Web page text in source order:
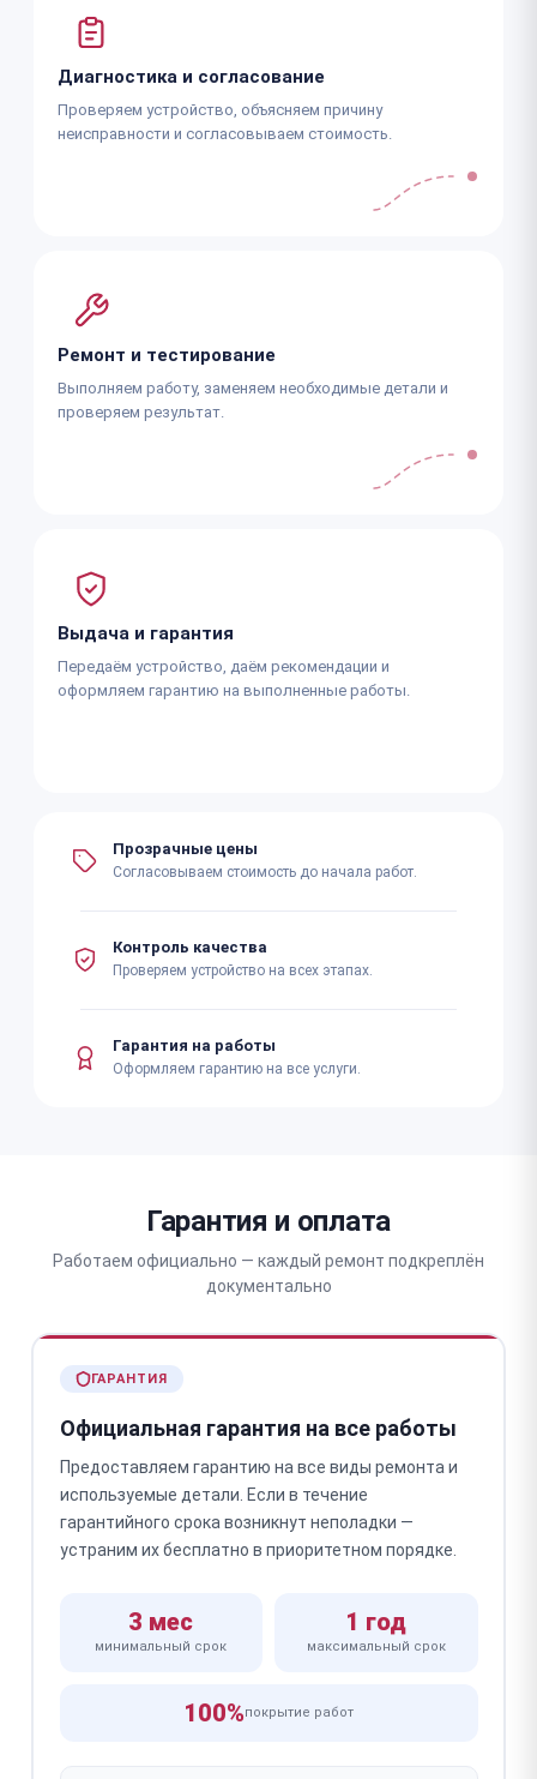
Диагностика и согласование
Проверяем устройство, объясняем причину
неисправности и согласовываем стоимость.
Ремонт и тестирование
Выполняем работу, заменяем необходимые детали и
проверяем результат.
Выдача и гарантия
Передаём устройство, даём рекомендации и
оформляем гарантию на выполненные работы.
Прозрачные цены
Согласовываем стоимость до начала работ.
Контроль качества
Проверяем устройство на всех этапах.
Гарантия на работы
Оформляем гарантию на все услуги.
Гарантия и оплата
Работаем официально — каждый ремонт подкреплён
документально
ГАРАНТИЯ
Официальная гарантия на все работы
Предоставляем гарантию на все виды ремонта и
используемые детали. Если в течение
гарантийного срока возникнут неполадки —
устраним их бесплатно в приоритетном порядке.
3 мес
минимальный срок
1 год
максимальный срок
100%покрытие работ